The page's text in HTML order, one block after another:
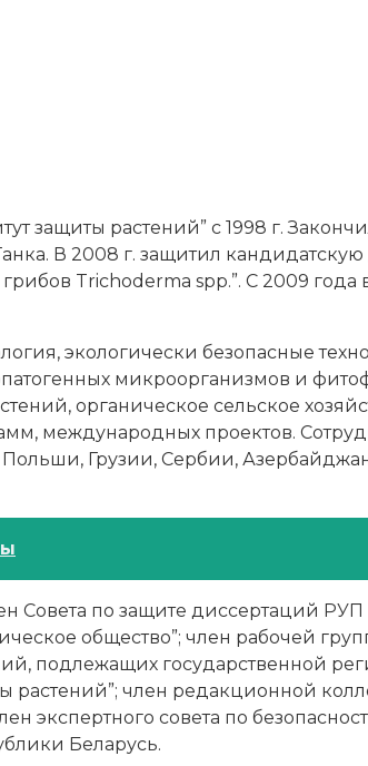
защиты растений” с 1998 г.
В 2008 г. защитил
Trichoderma spp.”. С 2009
экологически безопасные
микроорганизмов и
органическое сельское
международных проектов.
Грузии, Сербии,
Совета по защите диссертаций
общество”; член рабочей
подлежащих государственной
член редакционной
экспертного совета по
Беларусь.